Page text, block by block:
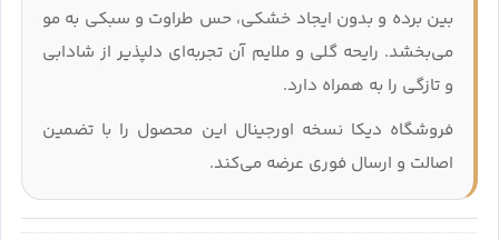
بین برده و بدون ایجاد خشکی، حس طراوت و سبکی به مو
می‌بخشد. رایحه گلی و ملایم آن تجربه‌ای دلپذیر از شادابی
و تازگی را به همراه دارد.
فروشگاه دیکا نسخه اورجینال این محصول را با تضمین
اصالت و ارسال فوری عرضه می‌کند.